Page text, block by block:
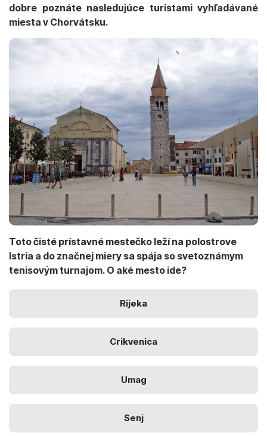
dobre poznáte nasledujúce turistami vyhľadávané
miesta v Chorvátsku.
Toto čisté prístavné mestečko leží na polostrove
Istria a do značnej miery sa spája so svetoznámym
tenisovým turnajom. O aké mesto ide?
Rijeka
Crikvenica
Umag
Senj